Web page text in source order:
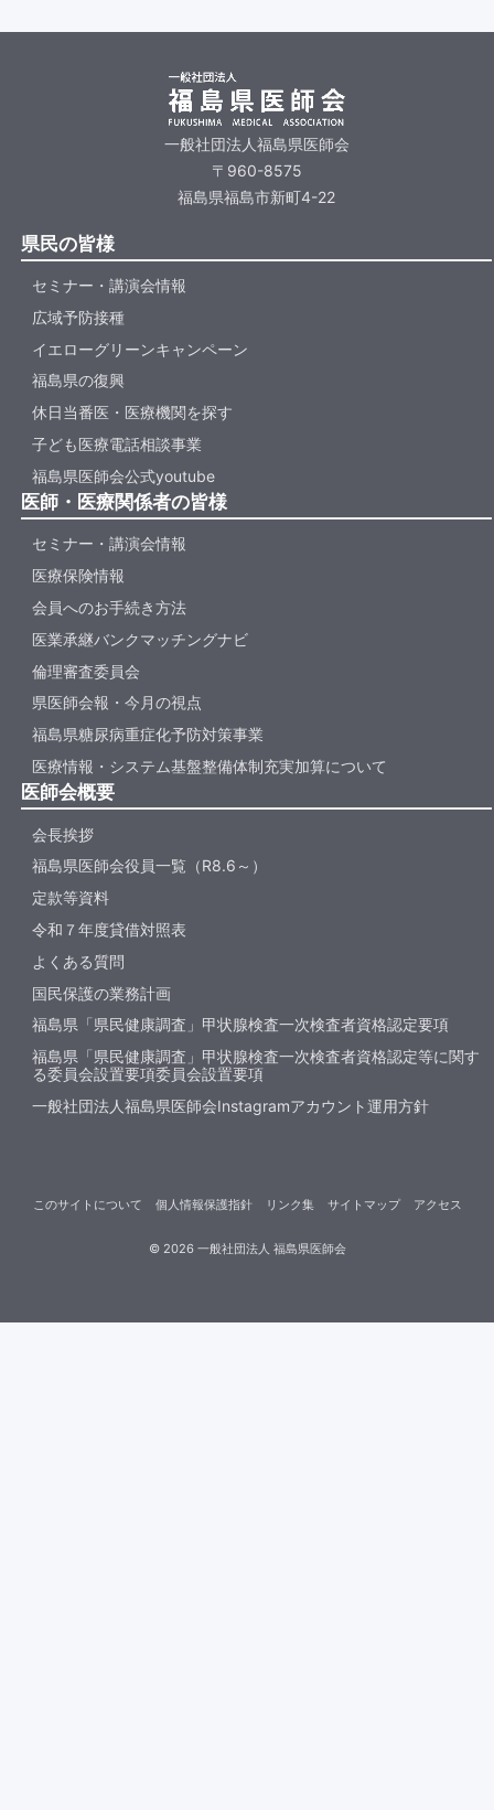
一般社団法人福島県医師会
〒960-8575
福島県福島市新町4-22
県民の皆様
セミナー・講演会情報
広域予防接種
イエローグリーンキャンペーン
福島県の復興
休日当番医・医療機関を探す
子ども医療電話相談事業
福島県医師会公式youtube
医師・医療関係者の皆様
セミナー・講演会情報
医療保険情報
会員へのお手続き方法
医業承継バンクマッチングナビ
倫理審査委員会
県医師会報・今月の視点
福島県糖尿病重症化予防対策事業
医療情報・システム基盤整備体制充実加算について
医師会概要
会長挨拶
福島県医師会役員一覧（R8.6～）
定款等資料
令和７年度貸借対照表
よくある質問
国民保護の業務計画
福島県「県民健康調査」甲状腺検査一次検査者資格認定要項
福島県「県民健康調査」甲状腺検査一次検査者資格認定等に関す
る委員会設置要項委員会設置要項
一般社団法人福島県医師会Instagramアカウント運用方針
© 2026一般社団法人 福島県医師会
このサイトについて 個人情報保護指針 リンク集 サイトマップ アクセス